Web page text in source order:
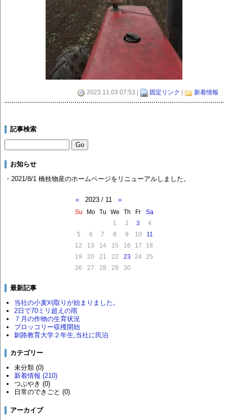
2023.11.03 07:53 | 固定リンク 新着情報
記事検索
お知らせ
・2021/8/1 橋枝物産のホームページをリニューアルしました。
« 2023 / 11 »
Su Mo Tu We Th Fr
Sa
1
2 3
4
5
6 7 8 9 10
11
12
13 14 15 16 17
18
19
20 21 22 23 24
25
26
27 28 29 30
最新記事
当社の小麦刈取りが始まりました。
2日で70ミリ超えの雨
７月の作物の生育状況
ブロッコリー収穫開始
釧路教育大学２年生,当社に民泊
カテゴリー
未分類 (0)
新着情報 (210)
つぶやき (0)
日常のできごと (0)
アーカイブ